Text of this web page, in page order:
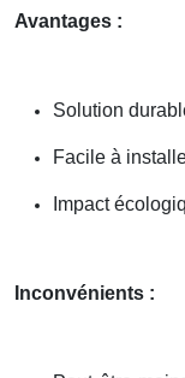
Avantages :
Solution
Facile à
Impact
Inconvénients :